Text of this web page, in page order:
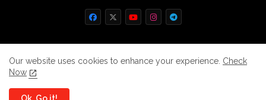
Home About Contact us
Privacy Policy
Our website uses cookies to enhance your experience. Check
Now